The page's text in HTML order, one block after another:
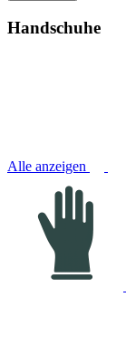
Handschuhe
Alle anzeigen